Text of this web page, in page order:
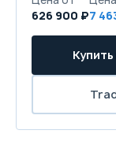
626 900 ₽7